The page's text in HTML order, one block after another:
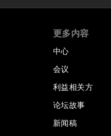
更多内容
中心
会议
利益相关方
论坛故事
新闻稿